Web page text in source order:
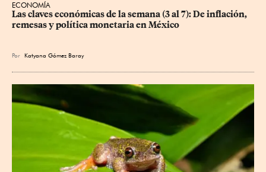
ECONOMÍA
Las claves económicas de la semana (3 al 7): De inflación,
remesas y política monetaria en México
Por Katyana Gómez Baray